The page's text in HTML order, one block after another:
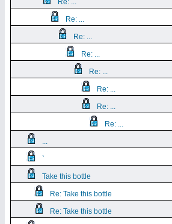
Re: ...
Re: ...
Re: ...
Re: ...
Re: ...
Re: ...
Re: ...
Re: ...
...
`
Take this bottle
Re: Take this bottle
Re: Take this bottle